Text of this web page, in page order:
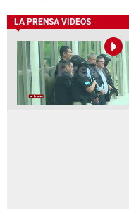
LA PRENSA VIDEOS